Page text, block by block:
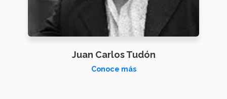
Juan Carlos Tudón
Conoce más